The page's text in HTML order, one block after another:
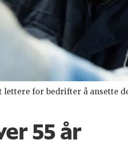
for bedrifter å ansette
55 år